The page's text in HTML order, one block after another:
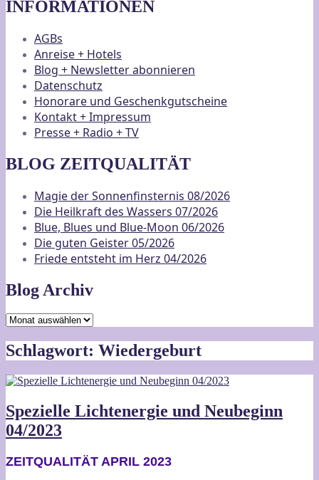
INFORMATIONEN
AGBs
Anreise + Hotels
Blog + Newsletter abonnieren
Datenschutz
Honorare und Geschenkgutscheine
Kontakt + Impressum
Presse + Radio + TV
BLOG ZEITQUALITÄT
Magie der Sonnenfinsternis 08/2026
Die Heilkraft des Wassers 07/2026
Blue, Blues und Blue-Moon 06/2026
Die guten Geister 05/2026
Friede entsteht im Herz 04/2026
Blog Archiv
Blog
Schlagwort: Wiedergeburt
Spezielle Lichtenergie und Neubeginn
04/2023
ZEITQUALITÄT APRIL 2023